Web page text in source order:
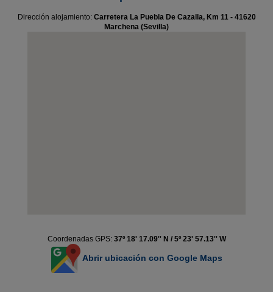
Dirección alojamiento: Carretera La Puebla De Cazalla, Km 11 - 41620
Marchena (Sevilla)
Coordenadas GPS: 37º 18' 17.09'' N / 5º 23' 57.13'' W
Abrir ubicación con Google Maps